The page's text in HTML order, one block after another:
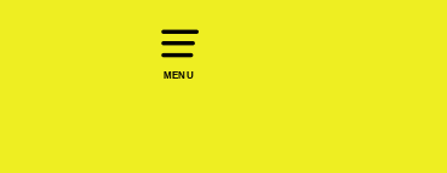
MENU